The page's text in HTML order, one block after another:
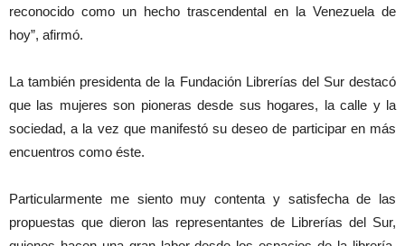
reconocido como un hecho trascendental en la Venezuela de
hoy”, afirmó.
La también presidenta de la Fundación Librerías del Sur destacó
que las mujeres son pioneras desde sus hogares, la calle y la
sociedad, a la vez que manifestó su deseo de participar en más
encuentros como éste.
Particularmente me siento muy contenta y satisfecha de las
propuestas que dieron las representantes de Librerías del Sur,